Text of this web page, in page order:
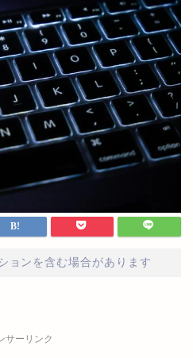
ョンを含む場合があります
サーリンク